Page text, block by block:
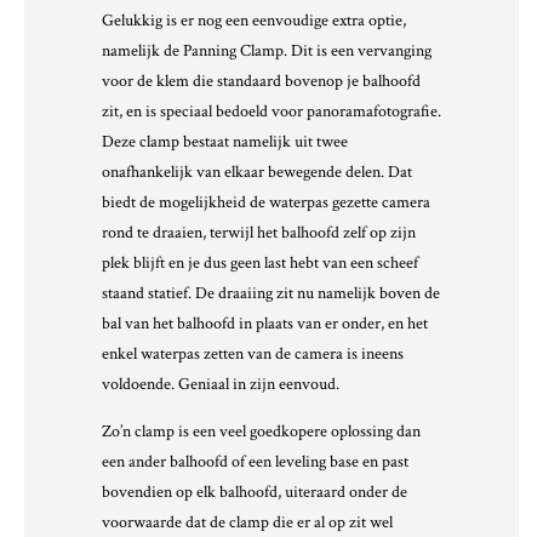
Gelukkig is er nog een eenvoudige extra optie,
namelijk de Panning Clamp. Dit is een vervanging
voor de klem die standaard bovenop je balhoofd
zit, en is speciaal bedoeld voor panoramafotografie.
Deze clamp bestaat namelijk uit twee
onafhankelijk van elkaar bewegende delen. Dat
biedt de mogelijkheid de waterpas gezette camera
rond te draaien, terwijl het balhoofd zelf op zijn
plek blijft en je dus geen last hebt van een scheef
staand statief. De draaiing zit nu namelijk boven de
bal van het balhoofd in plaats van er onder, en het
enkel waterpas zetten van de camera is ineens
voldoende. Geniaal in zijn eenvoud.
Zo’n clamp is een veel goedkopere oplossing dan
een ander balhoofd of een leveling base en past
bovendien op elk balhoofd, uiteraard onder de
voorwaarde dat de clamp die er al op zit wel